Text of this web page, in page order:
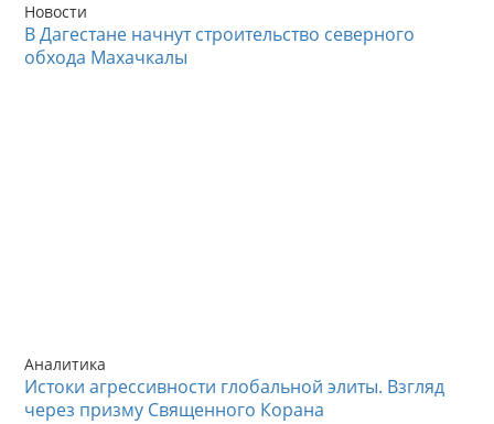
Новости
В Дагестане начнут строительство северного
обхода Махачкалы
Аналитика
Истоки агрессивности глобальной элиты. Взгляд
через призму Священного Корана